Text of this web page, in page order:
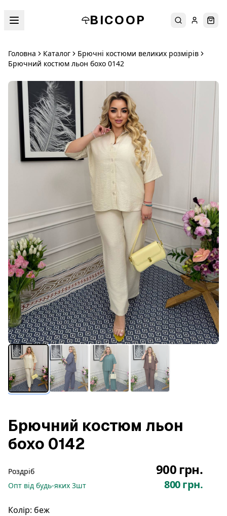
BICOOP ПошукУвійти
Головна Каталог
Брючні костюми великих розмірів
Брючний костюм льон бохо 0142
Брючний костюм льон
бохо 0142
Роздріб 900 грн.
Опт від будь-яких 3шт 800 грн.
Колір: беж